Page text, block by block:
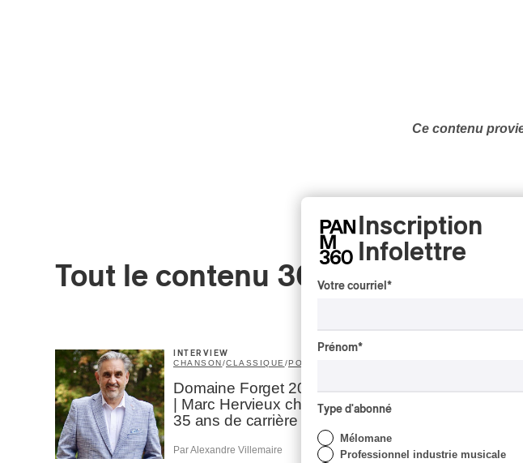
Ce contenu
Tout le contenu 360
INTERVIEW
CHANSON/CLASSIQUE /POP
Domaine Forget 2026
| Marc Hervieux chante
35 ans de carrière
Par Alexandre Villemaire
Inscription
Infolettre
Votre courriel *
Prénom*
Type d'abonné
Mélomane
Professionnel industrie musicale